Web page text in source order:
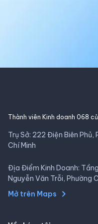
Thành viên Kinh doanh 068
Trụ Sở: 222 Điện Biên Phủ,
Chí Minh
Địa Điểm Kinh Doanh:
Nguyễn Văn Trỗi, Phường
Mở trên Maps